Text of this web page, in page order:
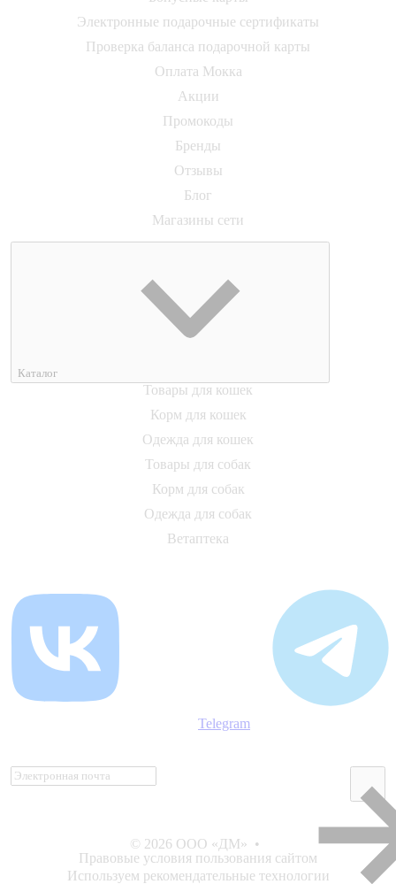
Электронные подарочные сертификаты
Проверка баланса подарочной карты
Оплата Мокка
Акции
Промокоды
Бренды
Отзывы
Блог
Магазины сети
Каталог
Товары для кошек
Корм для кошек
Одежда для кошек
Товары для собак
Корм для собак
Одежда для собак
Ветаптека
© 2026 ООО «ДМ» •
Правовые условия пользования сайтом
Используем рекомендательные технологии
Telegram